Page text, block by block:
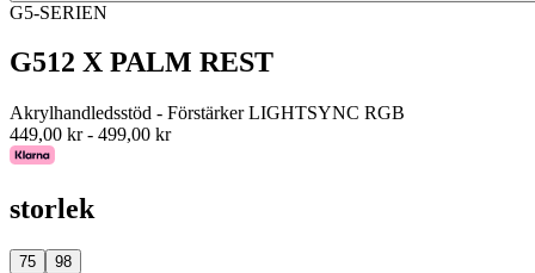
G5-SERIEN
G512 X PALM REST
Akrylhandledsstöd - Förstärker LIGHTSYNC RGB
449,00 kr- 499,00 kr
storlek
75 98